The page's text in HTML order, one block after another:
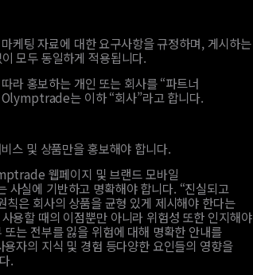
팅 자료에 대한 요구사항을 규정하며, 게시하는
모두 동일하게 적용됩니다.
홍보하는 개인 또는 회사를 “파트너
는 이하 “회사”라고 합니다.
스 및 상품만을 홍보해야 합니다.
웹페이지 및 브랜드 모바일
사실에 기반하고 명확해야 합니다. “진실되고
은 회사의 상품을 균형 있게 제시해야 한다는
용할 때의 이점뿐만 아니라 위험성 또한 인지해야
는 전부를 잃을 위험에 대해 명확한 안내를
자의 지식 및 경험 등다양한 요인들의 영향을
.